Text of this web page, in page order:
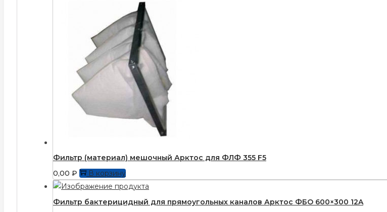
Фильтр (материал) мешочный Арктос для ФЛФ 355 F5
0,00 ₽ В корзину
Фильтр бактерицидный для прямоугольных каналов Арктос ФБО 600×300 12A